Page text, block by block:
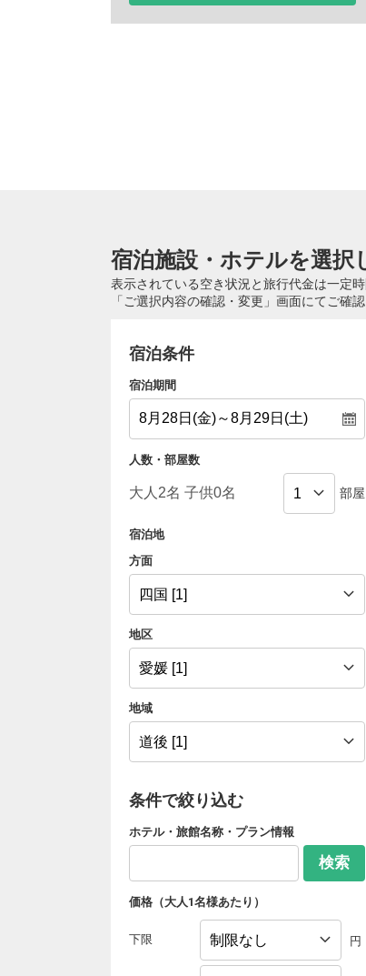
宿泊施設・ホテルを選択
表示されている空き状況と旅行代金は一定
「ご選択内容の確認・変更」画面にてご確認
宿泊条件
宿泊期間
人数・部屋数
部屋
宿泊地
方面
地区
地域
条件で絞り込む
ホテル・旅館名称・プラン情報
検索
価格（大人1名様あたり）
下限 円